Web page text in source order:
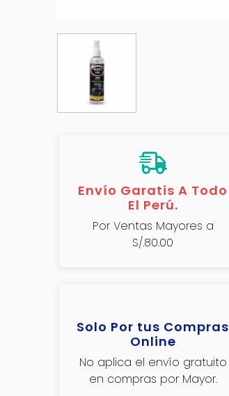
Envío Garatis A Todo
El Perú.
Por Ventas Mayores a
S/.80.00
Solo Por tus Compras
Online
No aplica el envío gratuito
en compras por Mayor.